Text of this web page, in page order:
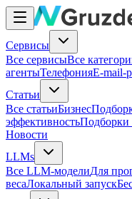
Сервисы
Все сервисыВсе
агентыТелефонияE-mail-
Статьи
Все статьиБизнес
эффективностьПодборки
Новости
LLMs
Все LLM-моделиДля
весаЛокальный запуск